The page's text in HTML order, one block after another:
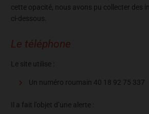
cette opacité, nous avons pu collecter des
ci-dessous.
Le téléphone
Le site utilise :
Un numéro roumain 40 18 92 75 337
Il a fait l’objet d’une alerte :